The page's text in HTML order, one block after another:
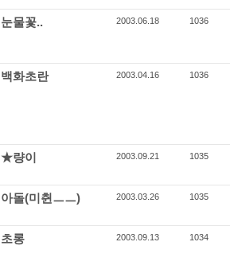
눈물꽃.. 2003.06.18 1036
백화초란 2003.04.16 1036
★량이 2003.09.21 1035
아돌(미췬ㅡㅡ) 2003.03.26 1035
초롱 2003.09.13 1034